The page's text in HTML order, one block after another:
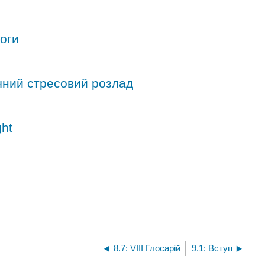
стресовий розлад
8.7: VIII Глосарій 9.1: Вступ